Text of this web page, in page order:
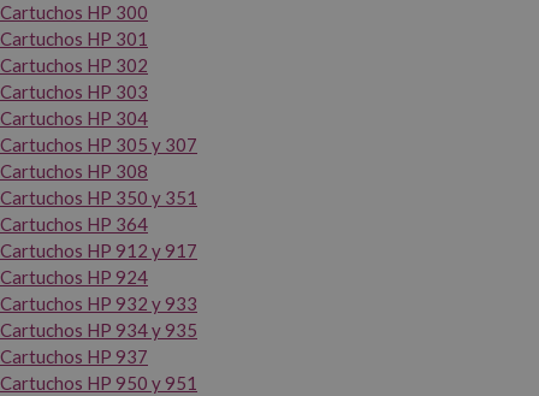
Cartuchos HP 300
Cartuchos HP 301
Cartuchos HP 302
Cartuchos HP 303
Cartuchos HP 304
Cartuchos HP 305 y 307
Cartuchos HP 308
Cartuchos HP 350 y 351
Cartuchos HP 364
Cartuchos HP 912 y 917
Cartuchos HP 924
Cartuchos HP 932 y 933
Cartuchos HP 934 y 935
Cartuchos HP 937
Cartuchos HP 950 y 951